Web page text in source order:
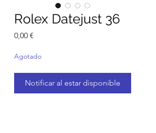
Rolex Datejust 36
0,00 €
Agotado
Notificar al estar disponible